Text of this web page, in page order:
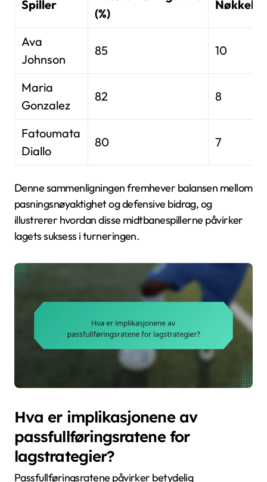
Spiller
(%)
Ava
Johnson
85 10
Maria
Gonzalez
82 8
Fatoumata
Diallo
80 7
Denne sammenligningen fremhever balansen mellom
pasningsnøyaktighet og defensive bidrag, og
illustrerer hvordan disse midtbanespillerne påvirker
lagets suksess i turneringen.
Hva er implikasjonene av
passfullføringsratene for
lagstrategier?
Passfullføringsratene påvirker betydelig